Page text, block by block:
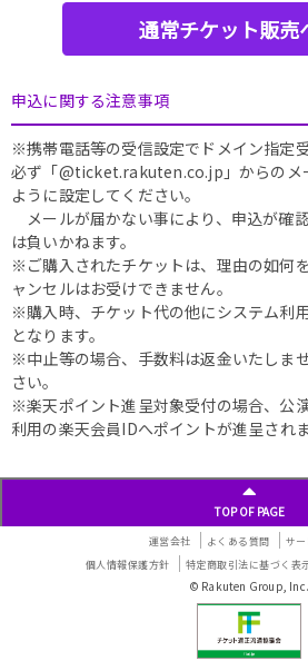
通常チケット販売
申込に関する注意事項
※携帯電話等の受信設定でドメイン指定
必ず「@ticket.rakuten.co.jp」からのメ
ように設定してください。
メールが届かない事により、申込が確
は負いかねます。
※ご購入されたチケットは、理由の如何
ャンセルはお受けできません。
※購入時、チケット代の他にシステム利
となります。
※中止等の場合、手数料は返金いたしま
さい。
※楽天ポイント進呈対象受付の場合、公
利用の楽天会員IDへポイントが進呈されま
TOP OF PAGE
運営会社 よくある質問
サ
個人情報保護方針
特定商取引法に基づく表
© Rakuten Group, Inc.